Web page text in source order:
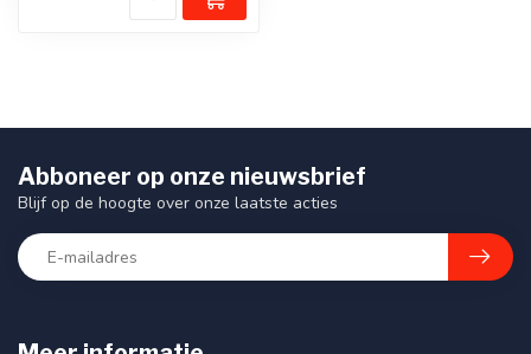
Abboneer op onze nieuwsbrief
Blijf op de hoogte over onze laatste acties